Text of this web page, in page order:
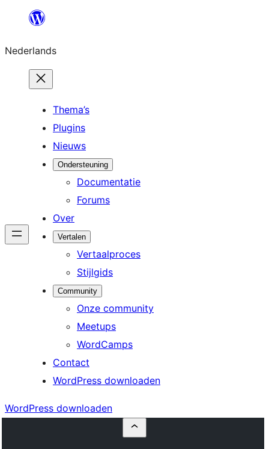
de
inhoud
Nederlands
Thema’s
Plugins
Nieuws
Ondersteuning
Documentatie
Forums
Over
Vertalen
Vertaalproces
Stijlgids
Community
Onze community
Meetups
WordCamps
Contact
WordPress downloaden
WordPress downloaden